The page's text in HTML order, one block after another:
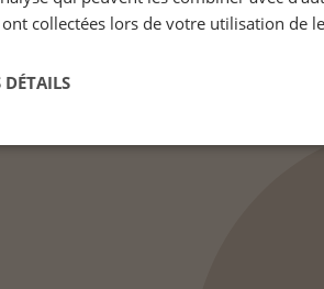
collectées lors de votre utilisation de
DÉTAILS